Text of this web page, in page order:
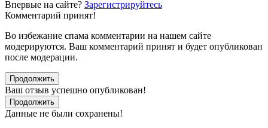
Впервые на сайте? Зарегистрируйтесь
Комментарий принят!
Во избежание спама комментарии на нашем сайте
модерируются. Ваш комментарий принят и будет опубликован
после модерации.
Продолжить
Ваш отзыв успешно опубликован!
Продолжить
Данные не были сохранены!